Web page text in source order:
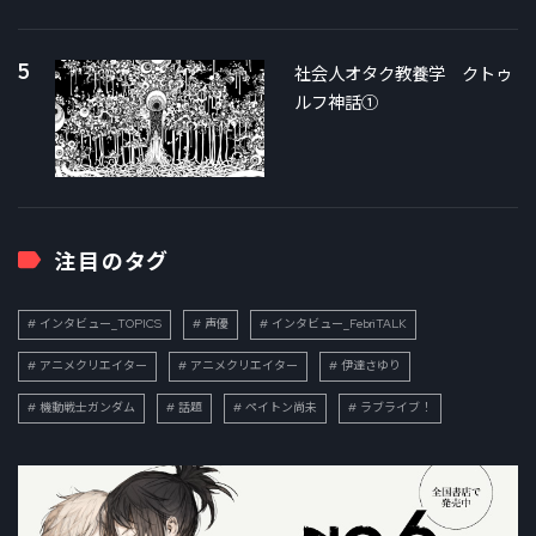
5
社会人オタク教養学 クトゥ
ルフ神話①
注目のタグ
インタビュー_TOPICS 声優 インタビュー_FebriTALK
アニメクリエイター アニメクリエイター 伊達さゆり
機動戦士ガンダム 話題 ペイトン尚未 ラブライブ！